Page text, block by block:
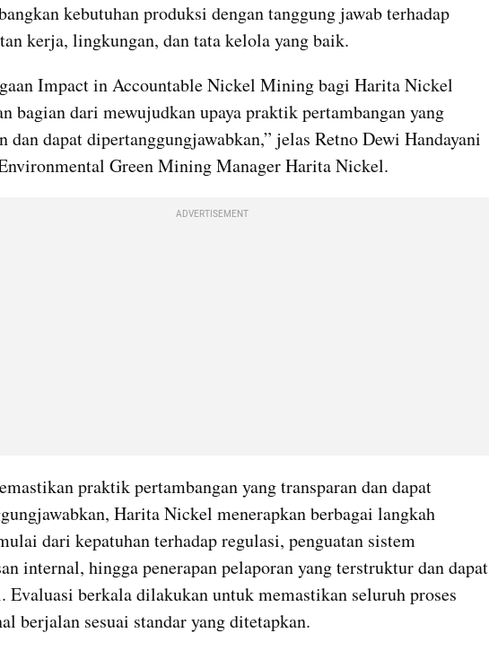
kebutuhan produksi dengan tanggung jawab terhadap
kerja, lingkungan, dan tata kelola yang baik.
Impact in Accountable Nickel Mining bagi Harita Nickel
bagian dari mewujudkan upaya praktik pertambangan yang
dan dapat dipertanggungjawabkan,” jelas Retno Dewi Handayani
Green Mining Manager Harita Nickel.
ADVERTISEMENT
praktik pertambangan yang transparan dan dapat
Harita Nickel menerapkan berbagai langkah
dari kepatuhan terhadap regulasi, penguatan sistem
internal, hingga penerapan pelaporan yang terstruktur dan dapat
Evaluasi berkala dilakukan untuk memastikan seluruh proses
berjalan sesuai standar yang ditetapkan.